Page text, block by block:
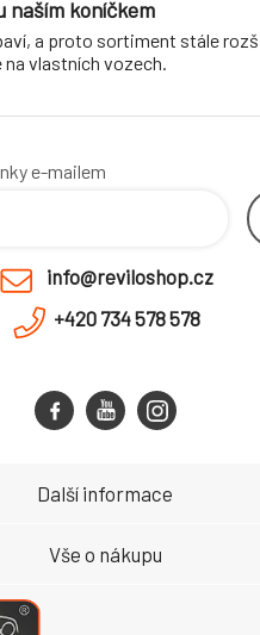
naším koníčkem
a proto sortiment stále
vlastních vozech.
e-mailem
info@reviloshop.cz
+420 734 578 578
Další informace
Vše o nákupu